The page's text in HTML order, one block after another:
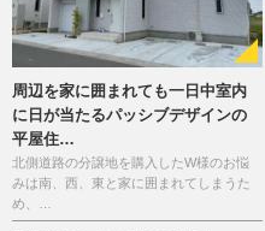
周辺を家に囲まれても一日中室内
に日が当たるパッシブデザインの
平屋住…
北側道路の分譲地を購入したW様のお悩
みは南、西、東と家に囲まれてしまうた
め、…